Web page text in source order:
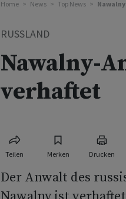
Home News Top News
RUSSLAND
Nawalny-
verhaftet
Teilen Merken Drucken
Der Anwalt des